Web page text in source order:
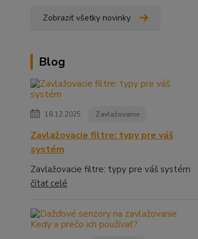
Zobraziť všetky novinky
Blog
18.12.2025 Zavlažovanie
Zavlažovacie filtre: typy pre váš
systém
Zavlažovacie filtre: typy pre váš systém
čítať celé